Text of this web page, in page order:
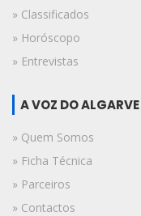
» Classificados
» Horóscopo
» Entrevistas
A VOZ DO ALGARVE
» Quem Somos
» Ficha Técnica
» Parceiros
» Contactos